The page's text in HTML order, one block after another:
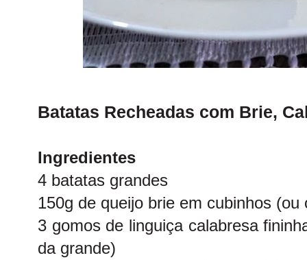
Batatas Recheadas com Brie,
Ingredientes
4 batatas grandes
150g de queijo brie em cubinhos
3 gomos de linguiça calabresa
da grande)